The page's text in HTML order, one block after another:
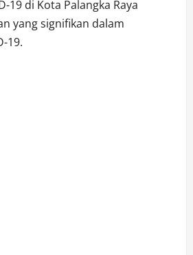
19 di Kota Palangka Raya
yang signifikan dalam
19.